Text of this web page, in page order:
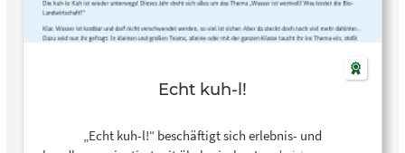
Echt kuh-l!
„Echt kuh-l!“ beschäftigt sich erlebnis- und